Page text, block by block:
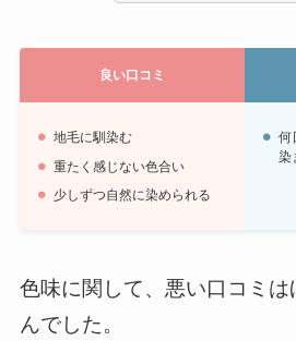
良い口コミ
地毛に馴染む
重たく感じない色合い
少しずつ自然に染められる
何
染
色味に関して、悪い口コミ
んでした。